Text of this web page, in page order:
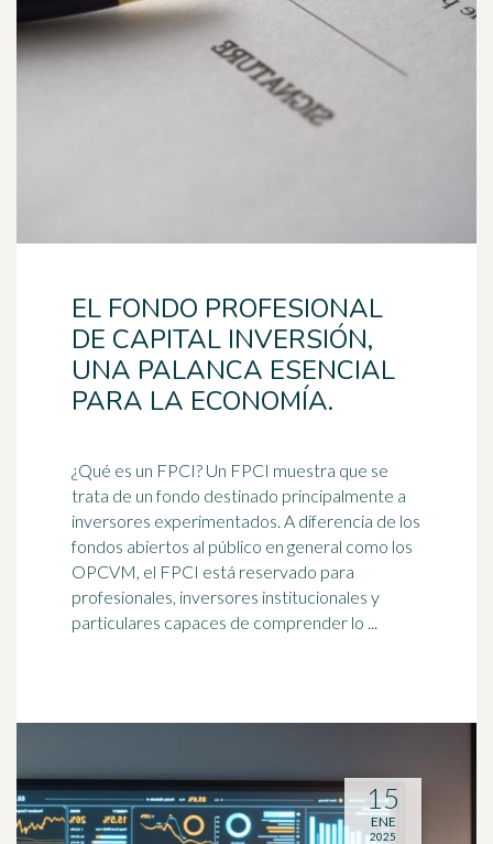
EL FONDO PROFESIONAL
DE CAPITAL INVERSIÓN,
UNA PALANCA ESENCIAL
PARA LA ECONOMÍA.
¿Qué es un FPCI? Un FPCI muestra que se
trata de un fondo destinado principalmente a
inversores experimentados. A diferencia de los
fondos abiertos al público en general como los
OPCVM, el FPCI está reservado para
profesionales, inversores institucionales y
particulares capaces de comprender lo ...
15
ENE
2025